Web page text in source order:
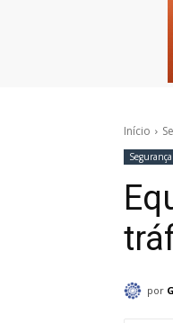
Início
por